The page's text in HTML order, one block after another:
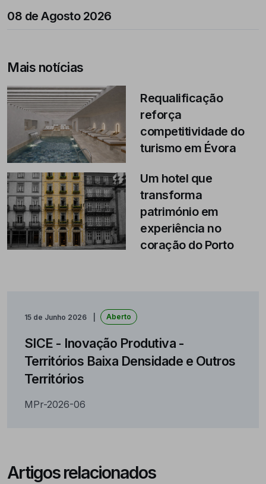
08 de Agosto 2026
Mais notícias
Requalificação
reforça
competitividade do
turismo em Évora
Um hotel que
transforma
património em
experiência no
coração do Porto
15 de Junho 2026 Aberto
SICE - Inovação Produtiva -
Territórios Baixa Densidade e Outros
Territórios
MPr-2026-06
Artigos relacionados